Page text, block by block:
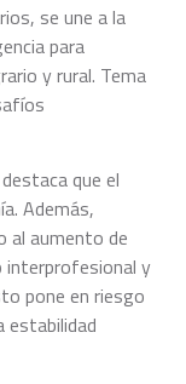
se une a la
para
y rural. Tema
que el
Además,
al aumento de
interprofesional y
pone en riesgo
estabilidad